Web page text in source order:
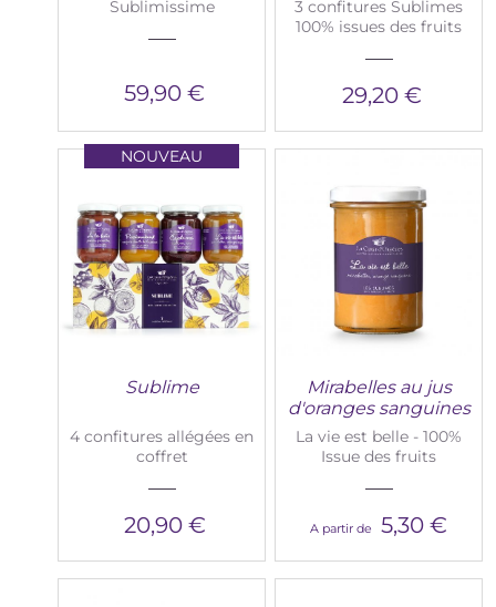
Sublimissime
59,90 €
3 confitures Sublimes
100% issues des fruits
29,20 €
NOUVEAU
Sublime
4 confitures allégées en
coffret
20,90 €
Mirabelles au jus
d'oranges sanguines
La vie est belle - 100%
Issue des fruits
A partir de 5,30 €